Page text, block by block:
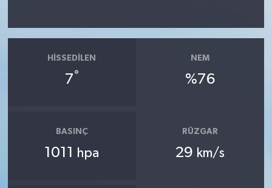
HISSEDILEN
7°
NEM
%76
BASINÇ
1011 hpa
RÜZGAR
29 km/s